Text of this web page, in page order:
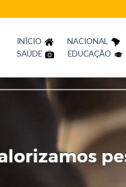
INÍCIO NACIONAL
SAÚDE
EDUCAÇÃO